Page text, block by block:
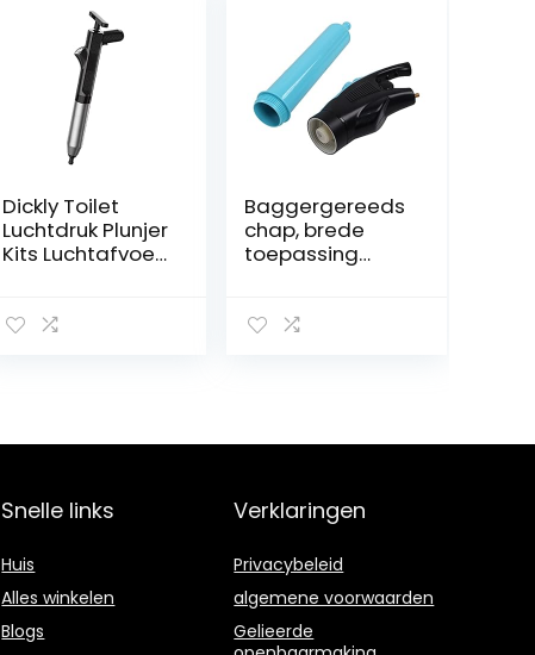
Dickly Toilet
Luchtdruk Plunjer
Kits Luchtafvoer
Toiletten, ZWART
Baggergereeds
chap, brede
toepassing
bediening
Snelle links
Huis
Alles winkelen
Blogs
Verklaringen
Privacybeleid
algemene voorwaarden
Gelieerde